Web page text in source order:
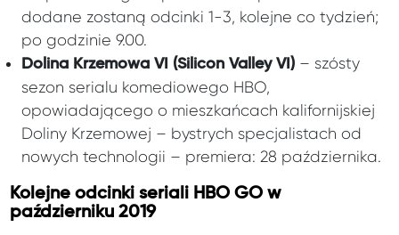
dodane zostaną odcinki 1-3, kolejne co tydzień;
po godzinie 9.00.
Dolina Krzemowa VI (Silicon Valley VI)– szósty
sezon serialu komediowego HBO,
opowiadającego o mieszkańcach kalifornijskiej
Doliny Krzemowej – bystrych specjalistach od
nowych technologii – premiera: 28 października.
Kolejne odcinki seriali HBO GO w
październiku 2019